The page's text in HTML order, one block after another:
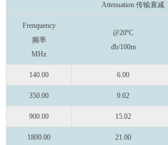
Attenuation 传输衰减
Frenquency
频率
MHz
@20ºC
db/100m
140.00 6.00
350.00 9.02
900.00 15.02
1800.00 21.00